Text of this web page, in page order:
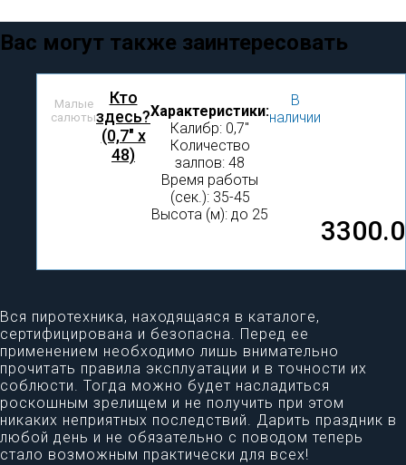
Вас могут также заинтересовать
Малые
салюты
Кто
здесь?
(0,7" x
48)
Характеристики:
Калибр: 0,7″
Количество
залпов: 48
Время работы
(сек.): 35-45
Высота (м): до 25
В
наличии
Вся пиротехника, находящаяся в каталоге,
сертифицирована и безопасна. Перед ее
применением необходимо лишь внимательно
прочитать правила эксплуатации и в точности их
соблюсти. Тогда можно будет насладиться
роскошным зрелищем и не получить при этом
никаких неприятных последствий. Дарить праздник в
любой день и не обязательно с поводом теперь
стало возможным практически для всех!